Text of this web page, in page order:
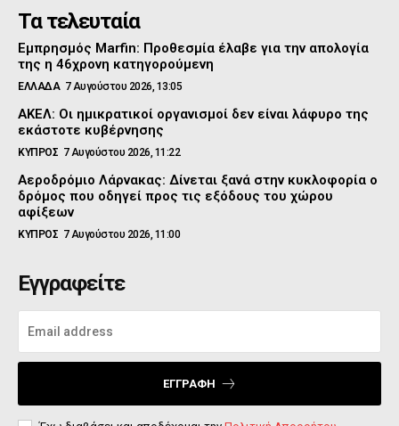
Τα τελευταία
Εμπρησμός Marfin: Προθεσμία έλαβε για την απολογία
της η 46χρονη κατηγορούμενη
ΕΛΛΑΔΑ 7 Αυγούστου 2026, 13:05
ΑΚΕΛ: Οι ημικρατικοί οργανισμοί δεν είναι λάφυρο της
εκάστοτε κυβέρνησης
ΚΥΠΡΟΣ 7 Αυγούστου 2026, 11:22
Αεροδρόμιο Λάρνακας: Δίνεται ξανά στην κυκλοφορία ο
δρόμος που οδηγεί προς τις εξόδους του χώρου
αφίξεων
ΚΥΠΡΟΣ 7 Αυγούστου 2026, 11:00
Εγγραφείτε
ΕΓΓΡΑΦΉ